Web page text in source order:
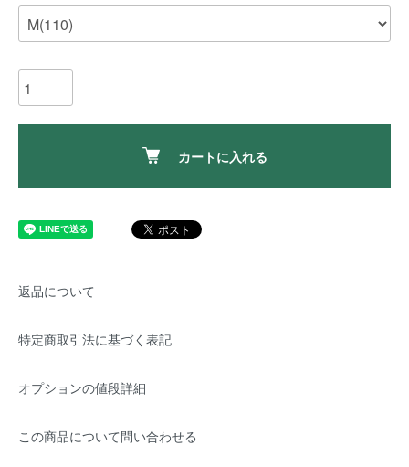
カートに入れる
返品について
特定商取引法に基づく表記
オプションの値段詳細
この商品について問い合わせる